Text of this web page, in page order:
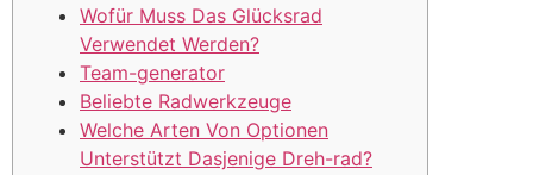
Wofür Muss Das Glücksrad
Verwendet Werden?
Team-generator
Beliebte Radwerkzeuge
Welche Arten Von Optionen
Unterstützt Dasjenige Dreh-rad?